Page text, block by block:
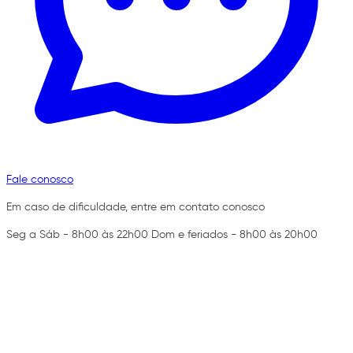
Fale conosco
Em caso de dificuldade, entre em contato conosco
Seg a Sáb - 8h00 às 22h00 Dom e feriados - 8h00 às 20h00